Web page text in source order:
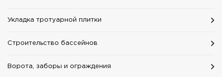
Укладка тротуарной плитки
Строительство бассейнов
Ворота, заборы и ограждения